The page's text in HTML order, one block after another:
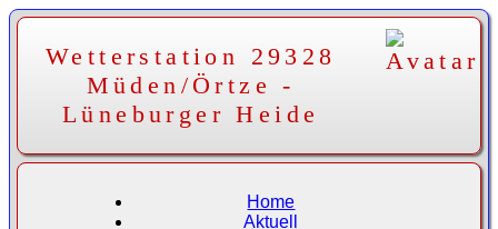
Wetterstation 29328
Müden/Örtze -
Lüneburger Heide
Home
Aktuell